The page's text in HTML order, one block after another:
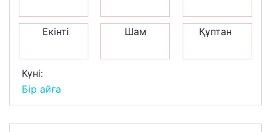
Екінті Шам Құптан
Күні:
Бір айға